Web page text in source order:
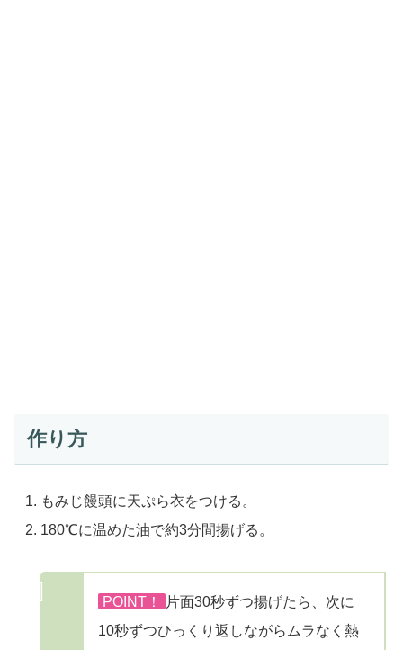
作り方
もみじ饅頭に天ぷら衣をつける。
180℃に温めた油で約3分間揚げる。
POINT！
片面30秒ずつ揚げたら、次に
10秒ずつひっくり返しながらムラなく熱